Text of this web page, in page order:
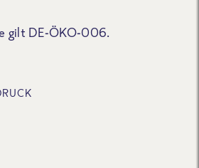
gilt DE-ÖKO-006.